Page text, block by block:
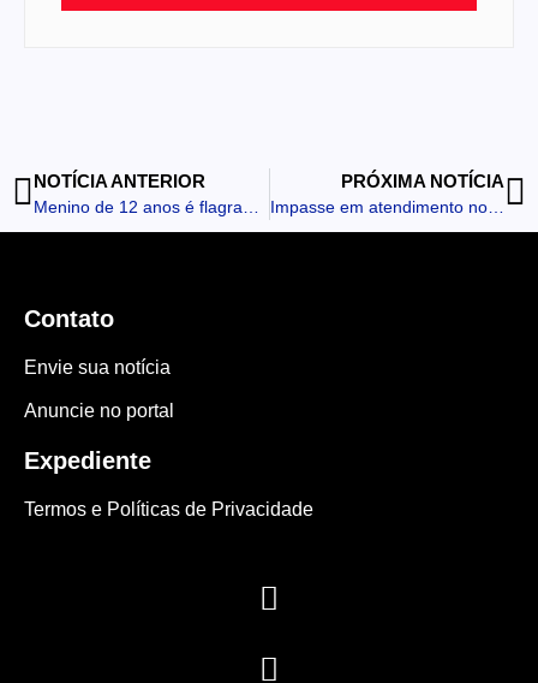
NOTÍCIA ANTERIOR PRÓXIMA NOTÍCIA
Impasse em atendimento no CRAS de Godoy Moreira mobiliza a Polícia Militar
Contato
Envie sua notícia
Anuncie no portal
Expediente
Termos e Políticas de Privacidade